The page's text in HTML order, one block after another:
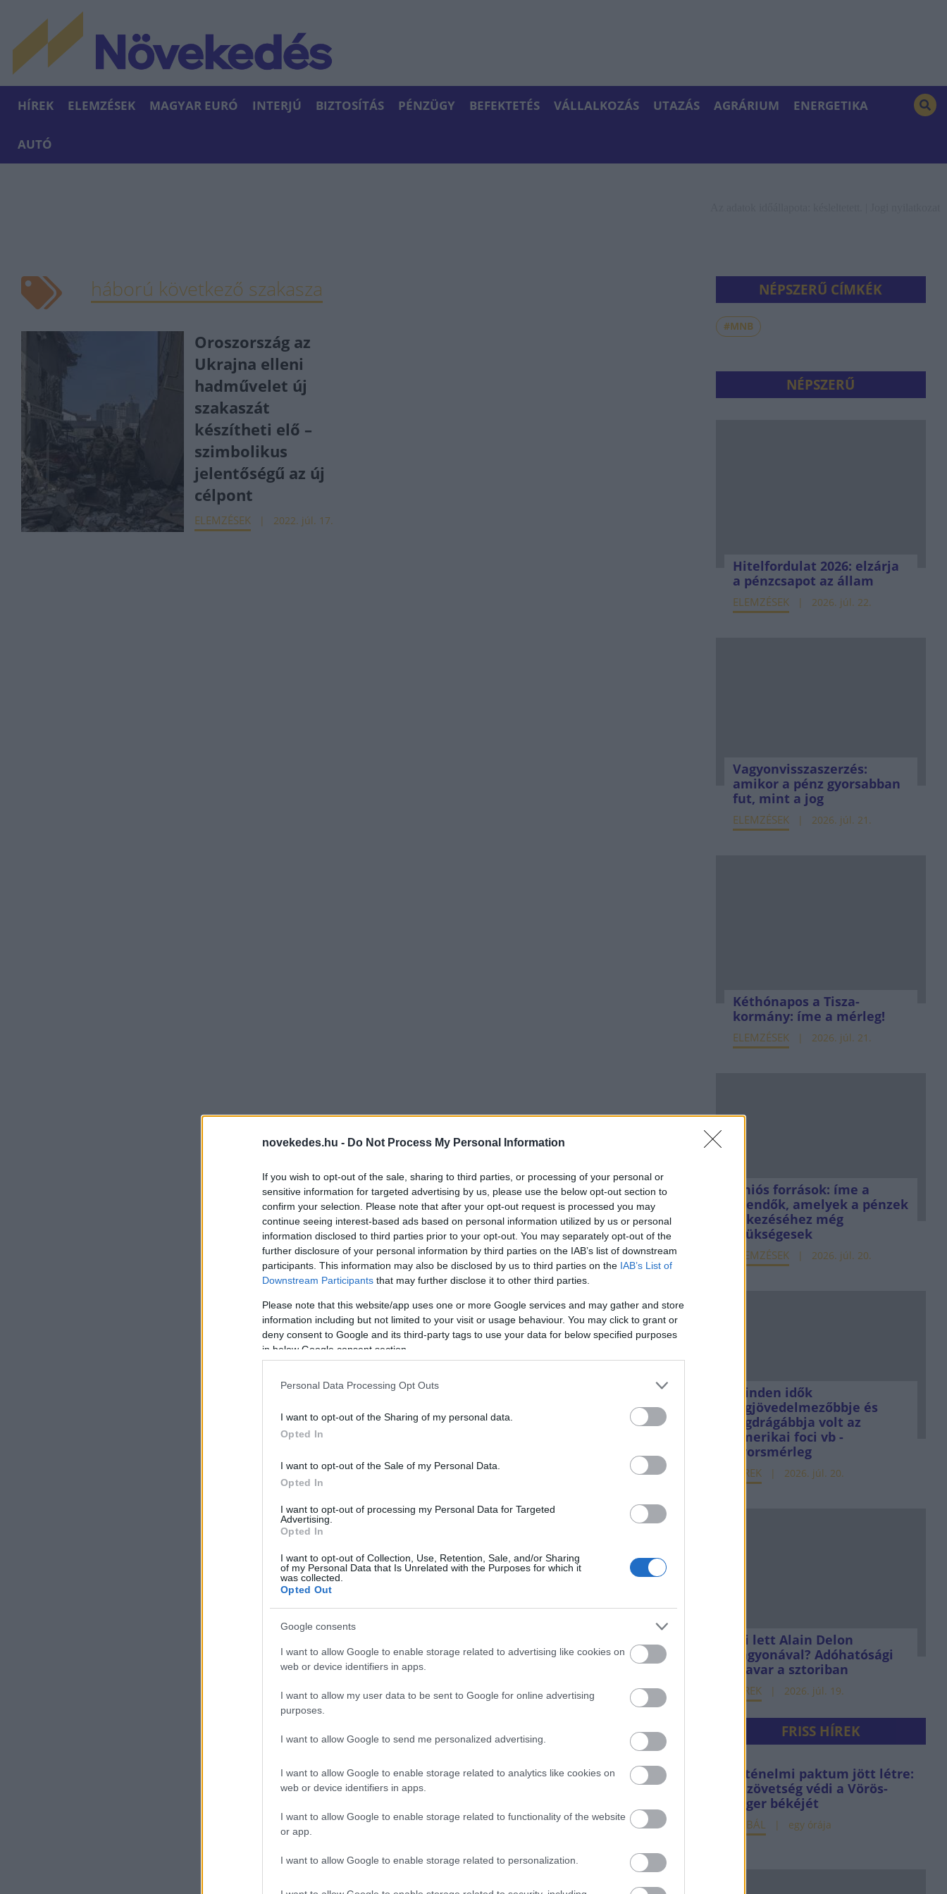
novekedes.hu - Do Not Process My Personal Information
If you wish to opt-out of the sale, sharing to third parties, or processing of your personal or
sensitive information for targeted advertising by us, please use the below opt-out section to
confirm your selection. Please note that after your opt-out request is processed you may
continue seeing interest-based ads based on personal information utilized by us or personal
information disclosed to third parties prior to your opt-out. You may separately opt-out of the
further disclosure of your personal information by third parties on the IAB’s list of downstream
participants. This information may also be disclosed by us to third parties on the IAB’s List of
Downstream Participants that may further disclose it to other third parties.
Please note that this website/app uses one or more Google services and may gather and store
information including but not limited to your visit or usage behaviour. You may click to grant or
deny consent to Google and its third-party tags to use your data for below specified purposes
in below Google consent section.
Personal Data Processing Opt Outs
I want to opt-out of the Sharing of my personal data.
Opted In
I want to opt-out of the Sale of my Personal Data.
Opted In
I want to opt-out of processing my Personal Data for Targeted
Advertising.
Opted In
I want to opt-out of Collection, Use, Retention, Sale, and/or Sharing
of my Personal Data that Is Unrelated with the Purposes for which it
was collected.
Opted Out
Google consents
I want to allow Google to enable storage related to advertising like cookies on
web or device identifiers in apps.
I want to allow my user data to be sent to Google for online advertising
purposes.
I want to allow Google to send me personalized advertising.
I want to allow Google to enable storage related to analytics like cookies on
web or device identifiers in apps.
I want to allow Google to enable storage related to functionality of the website
or app.
I want to allow Google to enable storage related to personalization.
HÍREK ELEMZÉSEK MAGYAR EURÓ INTERJÚ BIZTOSÍTÁS PÉNZÜGY BEFEKTETÉS VÁLLALKOZÁS UTAZÁS AGRÁRIUM ENERGETIKA
AUTÓ
háború következő szakasza
Oroszország az
Ukrajna elleni
hadművelet új
szakaszát
készítheti elő –
szimbolikus
jelentőségű az új
célpont
ELEMZÉSEK 2022. júl. 17.
NÉPSZERŰ CÍMKÉK
#MNB
NÉPSZERŰ
Hitelfordulat 2026: elzárja
a pénzcsapot az állam
ELEMZÉSEK 2026. júl. 22.
Vagyonvisszaszerzés:
amikor a pénz gyorsabban
fut, mint a jog
ELEMZÉSEK 2026. júl. 21.
Kéthónapos a Tisza-
kormány: íme a mérleg!
ELEMZÉSEK 2026. júl. 21.
Uniós források: íme a
teendők, amelyek a pénzek
érkezéséhez még
szükségesek
ELEMZÉSEK 2026. júl. 20.
Minden idők
legjövedelmezőbbje és
legdrágábbja volt az
amerikai foci vb -
gyorsmérleg
HÍREK 2026. júl. 20.
Mi lett Alain Delon
vagyonával? Adóhatósági
csavar a sztoriban
HÍREK 2026. júl. 19.
FRISS HÍREK
Történelmi paktum jött létre:
új szövetség védi a Vörös-
tenger békéjét
GLOBÁL egy órája